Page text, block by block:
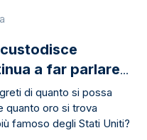
a far parlare
di quanto si possa
quanto oro si trova
famoso degli Stati Uniti?